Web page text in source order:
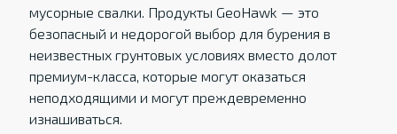
мусорные свалки. Продукты GeoHawk — это
безопасный и недорогой выбор для бурения в
неизвестных грунтовых условиях вместо долот
премиум-класса, которые могут оказаться
неподходящими и могут преждевременно
изнашиваться.